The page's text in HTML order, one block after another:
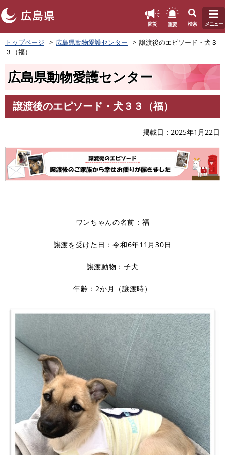
ペ
ー
ジ
。
防災 重要 検索 メニュー
トップページ 広島県動物愛護センター
譲渡後のエピソード・犬３
３（福）
広島県動物愛護センター
文
譲渡後のエピソード・犬３３（福）
掲載日 2025年1月22日
ワンちゃんの名前：福
譲渡を受けた日：令和6年11月30日
譲渡動物：子犬
年齢：2か月（譲渡時）